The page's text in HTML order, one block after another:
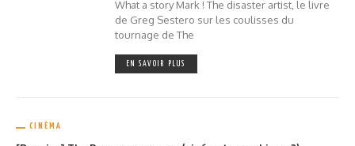
What a story Mark ! The disaster artist, le livre
de Greg Sestero sur les coulisses du
tournage de The
EN SAVOIR PLUS
CINÉMA